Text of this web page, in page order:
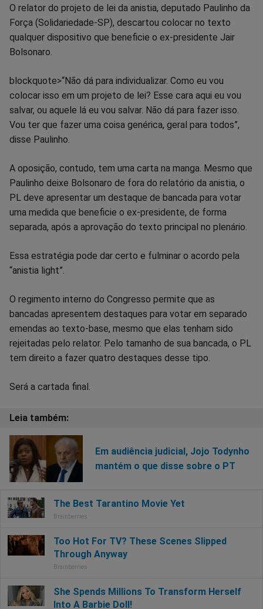
Compartilhar
no
Compartilhar
no
Compartilhar
no
Compartilhar
no
Compartilhar
no
no
O relator do projeto de lei da anistia, deputado Paulinho da
Força (Solidariedade-SP), descartou colocar no texto
qualquer dispositivo que beneficie o ex-presidente Jair
Bolsonaro.
blockquote>“Não dá para individualizar. Como eu vou
colocar isso em um projeto de lei? Esse cara aqui eu vou
salvar, ou aquele lá eu vou salvar. Não dá para fazer isso.
Vou ter que fazer uma coisa genérica, geral para todos”,
disse Paulinho.
A oposição, contudo, tem uma carta na manga. Mesmo que
Paulinho deixe Bolsonaro de fora do relatório da anistia, o
PL deve apresentar um destaque de bancada para votar
uma medida que beneficie o ex-presidente, de forma
separada, após a aprovação do texto principal no plenário.
Essa estratégia pode dar certo e fulminar o acordo pela
“anistia light”.
O regimento interno do Congresso permite que as
bancadas apresentem destaques para votar em separado
emendas ao texto-base, mesmo que elas tenham sido
rejeitadas pelo relator. Pelo tamanho de sua bancada, o PL
tem direito a fazer quatro destaques desse tipo.
Será a cartada final.
Em audiência judicial, Jojo Todynho
mantém o que disse sobre o PT